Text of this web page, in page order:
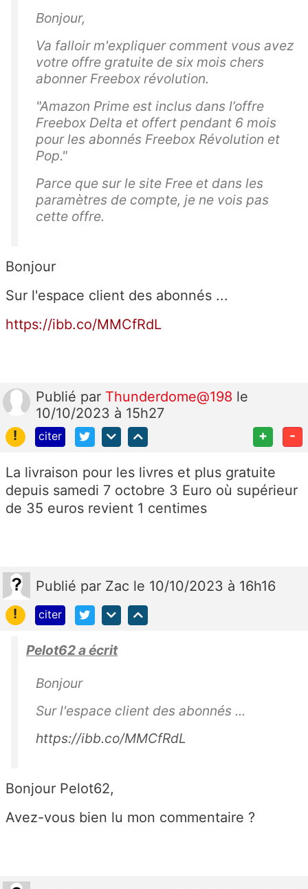
Bonjour,
Va falloir m'expliquer comment vous avez
votre offre gratuite de six mois chers
abonner Freebox révolution.
"Amazon Prime est inclus dans l’offre
Freebox Delta et offert pendant 6 mois
pour les abonnés Freebox Révolution et
Pop."
Parce que sur le site Free et dans les
paramètres de compte, je ne vois pas
cette offre.
Bonjour
Sur l'espace client des abonnés ...
https://ibb.co/MMCfRdL
Publié par Thunderdome@198 le
10/10/2023 à 15h27
!
citer + -
La livraison pour les livres et plus gratuite
depuis samedi 7 octobre 3 Euro où supérieur
de 35 euros revient 1 centimes
Publié par Zac le 10/10/2023 à 16h16
!
citer
Pelot62 a écrit
Bonjour
Sur l'espace client des abonnés ...
https://ibb.co/MMCfRdL
Bonjour Pelot62,
Avez-vous bien lu mon commentaire ?